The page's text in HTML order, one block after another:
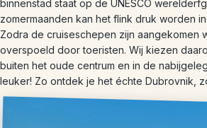
binnenstad staat op de UNESCO
zomermaanden kan het flink druk worden
Zodra de cruiseschepen zijn aangekomen
overspoeld door toeristen. Wij kiezen
buiten het oude centrum en in de
leuker! Zo ontdek je het échte Dubrovnik,